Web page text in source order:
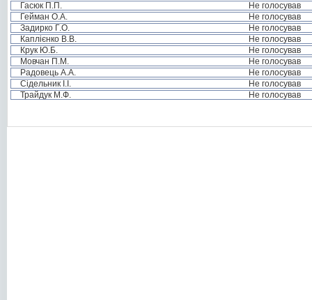
Гасюк П.П.
Не голосував
Гейман О.А.
Не голосував
Задирко Г.О.
Не голосував
Каплієнко В.В.
Не голосував
Крук Ю.Б.
Не голосував
Мовчан П.М.
Не голосував
Радовець А.А.
Не голосував
Сідельник І.І.
Не голосував
Трайдук М.Ф.
Не голосував